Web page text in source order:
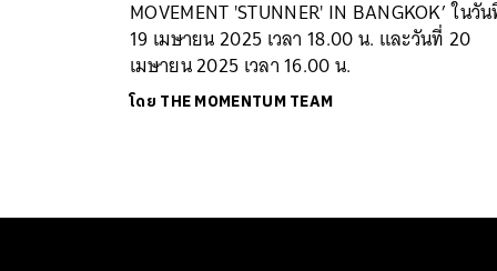
MOVEMENT 'STUNNER' IN BANGKOK’ ในวั
19 เมษายน 2025 เวลา 18.00 น. และวันที่ 20
เมษายน 2025 เวลา 16.00 น.
โดย THE MOMENTUM TEAM